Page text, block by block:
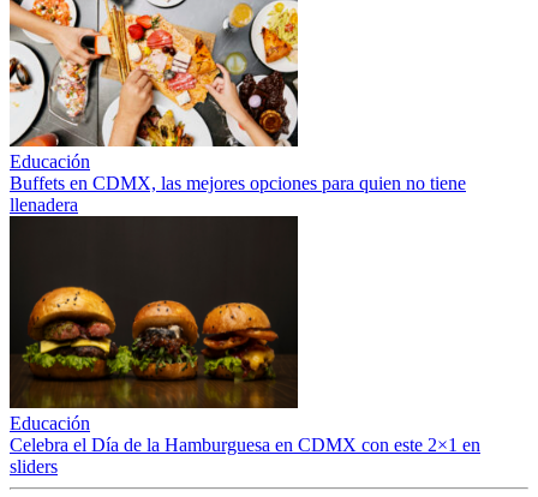
Educación
Buffets en CDMX, las mejores opciones para quien no tiene
llenadera
Educación
Celebra el Día de la Hamburguesa en CDMX con este 2×1 en
sliders